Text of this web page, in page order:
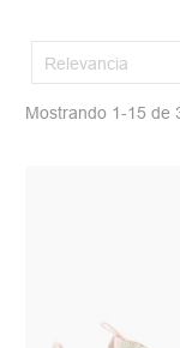
Relevancia
Mostrando 1-15 de